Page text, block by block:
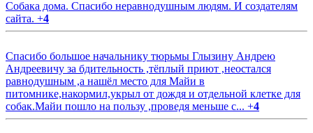
Собака дома. Спасибо неравнодушным людям. И создателям
сайта. +4
Спасибо большое начальнику тюрьмы Глызину Андрею
Андреевичу за бдительность ,тёплый приют ,неостался
равнодушным ,а нашёл место для Майи в
питомнике,накормил,укрыл от дождя и отдельной клетке для
собак.Майи пошло на пользу ,проведя меньше с... +4